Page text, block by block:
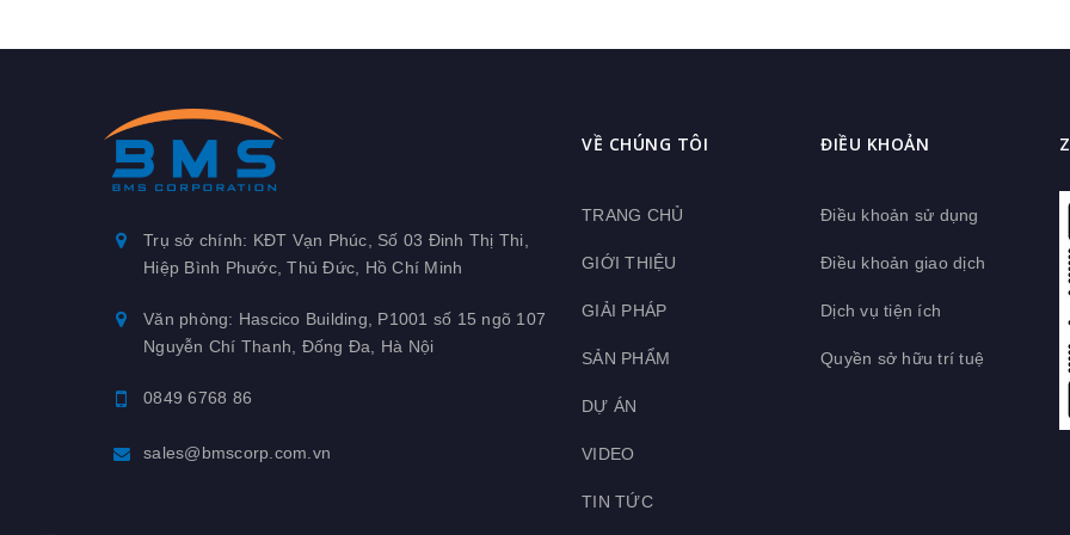
Trụ sở chính: KĐT Vạn Phúc, Số 03 Đinh Thị Thi,
Hiệp Bình Phước, Thủ Đức, Hồ Chí Minh
Văn phòng: Hascico Building, P1001 số 15 ngõ 107
Nguyễn Chí Thanh, Đống Đa, Hà Nội
0849 6768 86
sales@bmscorp.com.vn
VỀ CHÚNG TÔI
TRANG CHỦ
GIỚI THIỆU
GIẢI PHÁP
SẢN PHẨM
DỰ ÁN
VIDEO
TIN TỨC
ĐIỀU KHOẢN
Điều khoản sử dụng
Điều khoản giao dịch
Dịch vụ tiện ích
Quyền sở hữu trí tuệ